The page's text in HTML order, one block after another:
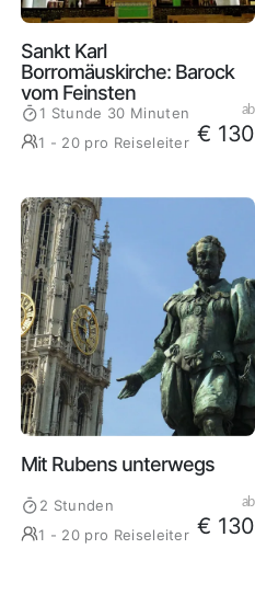
Sankt Karl
Borromäuskirche: Barock
vom Feinsten
1 Stunde 30 Minuten
1 - 20 pro Reiseleiter
ab
€ 130
Mit Rubens unterwegs
2 Stunden
1 - 20 pro Reiseleiter
ab
€ 130